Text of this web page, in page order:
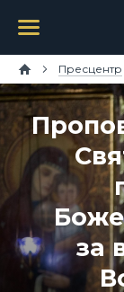
Пресцентр
за